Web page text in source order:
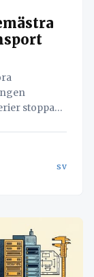
stoppar
sv